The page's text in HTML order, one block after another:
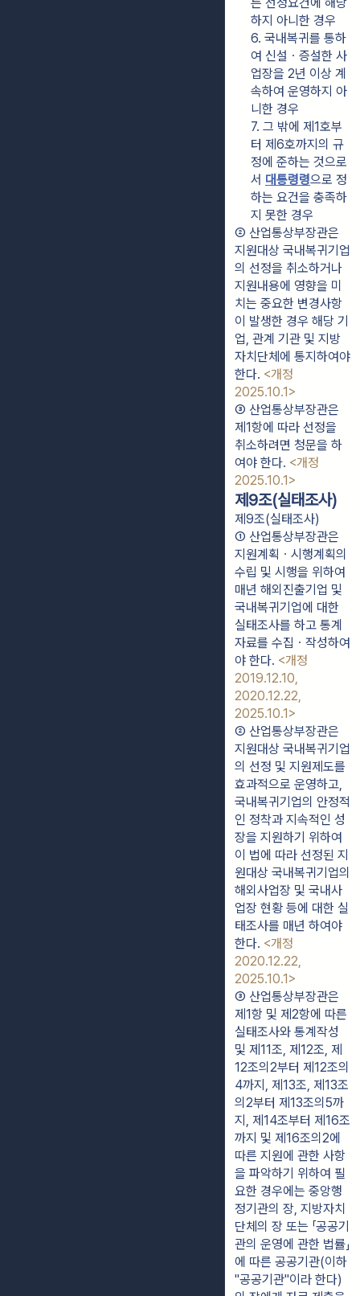
하지 아니한 경우
6. 국내복귀를 통하
여 신설ㆍ증설한 사
업장을 2년 이상 계
속하여 운영하지 아
니한 경우
7. 그 밖에 제1호부
터 제6호까지의 규
정에 준하는 것으로
서 대통령령으로 정
하는 요건을 충족하
지 못한 경우
② 산업통상부장관은
지원대상 국내복귀기업
의 선정을 취소하거나
지원내용에 영향을 미
치는 중요한 변경사항
이 발생한 경우 해당 기
업, 관계 기관 및 지방
자치단체에 통지하여야
한다. <개정
2025.10.1>
③ 산업통상부장관은
제1항에 따라 선정을
취소하려면 청문을 하
여야 한다. <개정
2025.10.1>
제9조(실태조사)
제9조(실태조사)
① 산업통상부장관은
지원계획ㆍ시행계획의
수립 및 시행을 위하여
매년 해외진출기업 및
국내복귀기업에 대한
실태조사를 하고 통계
자료를 수집ㆍ작성하여
야 한다. <개정
2019.12.10,
2020.12.22,
2025.10.1>
② 산업통상부장관은
지원대상 국내복귀기업
의 선정 및 지원제도를
효과적으로 운영하고,
국내복귀기업의 안정적
인 정착과 지속적인 성
장을 지원하기 위하여
이 법에 따라 선정된 지
원대상 국내복귀기업의
해외사업장 및 국내사
업장 현황 등에 대한 실
태조사를 매년 하여야
한다. <개정
2020.12.22,
2025.10.1>
③ 산업통상부장관은
제1항 및 제2항에 따른
실태조사와 통계작성
및 제11조, 제12조, 제
12조의2부터 제12조의
4까지, 제13조, 제13조
의2부터 제13조의5까
지, 제14조부터 제16조
까지 및 제16조의2에
따른 지원에 관한 사항
을 파악하기 위하여 필
요한 경우에는 중앙행
정기관의 장, 지방자치
단체의 장 또는 「공공기
관의 운영에 관한 법률」
에 따른 공공기관(이하
"공공기관"이라 한다)